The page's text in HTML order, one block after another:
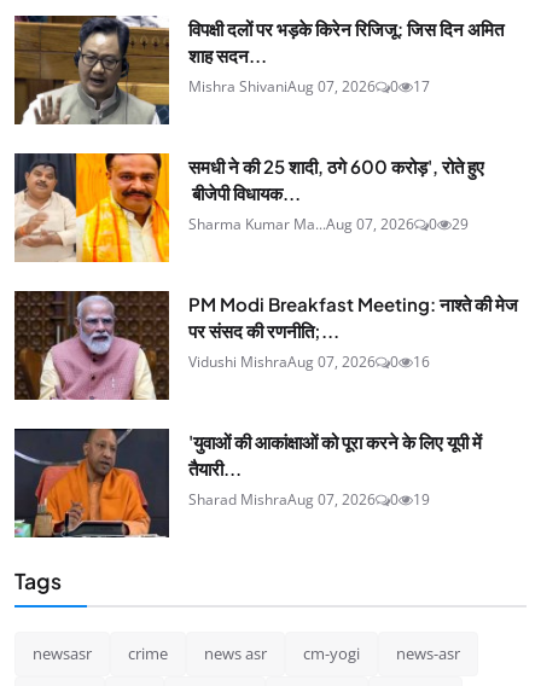
विपक्षी दलों पर भड़के किरेन रिजिजू: जिस दिन अमित
शाह सदन...
Mishra ShivaniAug 07, 2026 0 17
समधी ने की 25 शादी, ठगे 600 करोड़', रोते हुए
बीजेपी विधायक...
Sharma Kumar Ma...Aug 07, 2026 0 29
PM Modi Breakfast Meeting: नाश्ते की मेज
पर संसद की रणनीति;...
Vidushi MishraAug 07, 2026 0 16
'युवाओं की आकांक्षाओं को पूरा करने के लिए यूपी में
तैयारी...
Sharad MishraAug 07, 2026 0 19
Tags
newsasr crime news asr cm-yogi news-asr